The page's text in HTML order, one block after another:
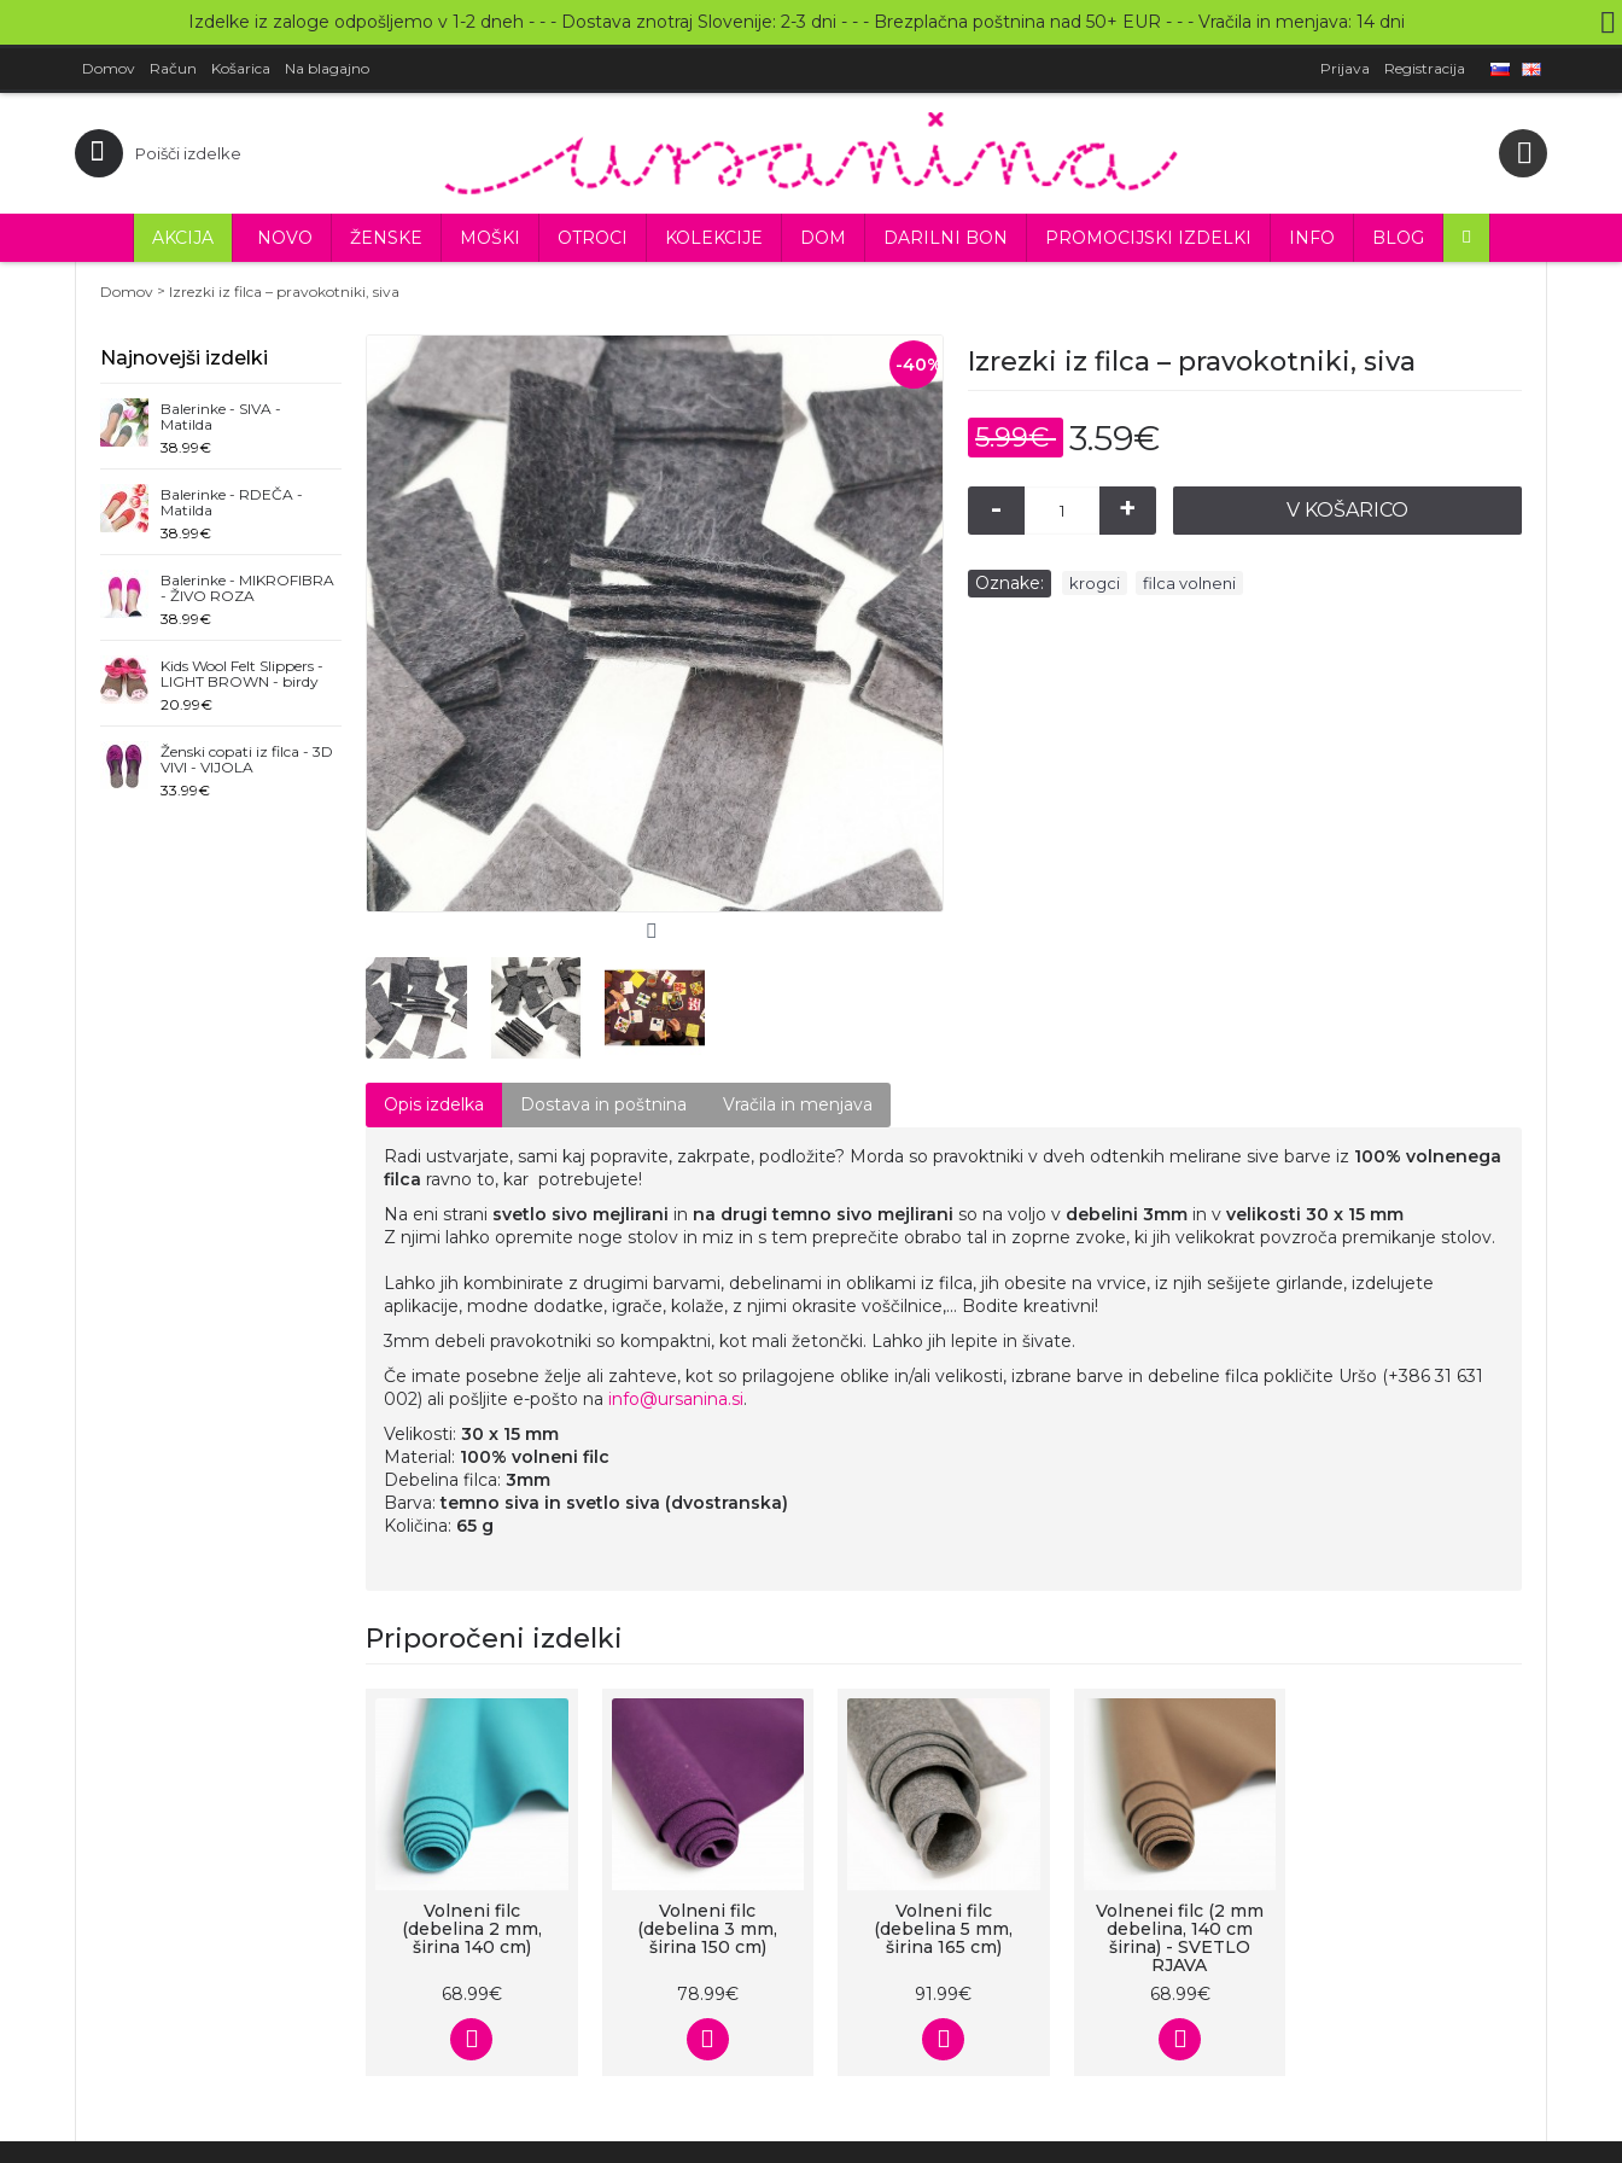
Izdelke iz zaloge odpošljemo v 1-2 dneh - - - Dostava znotraj Slovenije: 2-3 dni - - - Brezplačna poštnina nad 50+ EUR - - - Vračila in menjava: 14 dni
Domov Račun Košarica Na blagajno Prijava Registracija
AKCIJA NOVO ŽENSKE MOŠKI OTROCI KOLEKCIJE DOM DARILNI BON PROMOCIJSKI IZDELKI INFO BLOG
Domov > Izrezki iz filca – pravokotniki, siva
Najnovejši izdelki
Balerinke - SIVA -
Matilda
38.99€
Balerinke - RDEČA -
Matilda
38.99€
Balerinke - MIKROFIBRA
- ŽIVO ROZA
38.99€
Kids Wool Felt Slippers -
LIGHT BROWN - birdy
20.99€
Ženski copati iz filca - 3D
VIVI - VIJOLA
33.99€
-40% Izrezki iz filca – pravokotniki, siva
5.99€ 3.59€
- + V KOŠARICO
Oznake: krogci filca volneni
Opis izdelka Dostava in poštnina Vračila in menjava
Radi ustvarjate, sami kaj popravite, zakrpate, podložite? Morda so pravoktniki v dveh odtenkih melirane sive barve iz 100% volnenega
filca ravno to, kar potrebujete!
Na eni strani svetlo sivo mejlirani in na drugi temno sivo mejlirani so na voljo v debelini 3mm in v velikosti 30 x 15 mm
Z njimi lahko opremite noge stolov in miz in s tem preprečite obrabo tal in zoprne zvoke, ki jih velikokrat povzroča premikanje stolov.
Lahko jih kombinirate z drugimi barvami, debelinami in oblikami iz filca, jih obesite na vrvice, iz njih sešijete girlande, izdelujete
aplikacije, modne dodatke, igrače, kolaže, z njimi okrasite voščilnice,... Bodite kreativni!
3mm debeli pravokotniki so kompaktni, kot mali žetončki. Lahko jih lepite in šivate.
Če imate posebne želje ali zahteve, kot so prilagojene oblike in/ali velikosti, izbrane barve in debeline filca pokličite Uršo (+386 31 631
002) ali pošljite e-pošto na info@ursanina.si.
Velikosti: 30 x 15 mm
Material: 100% volneni filc
Debelina filca: 3mm
Barva:temno siva in svetlo siva (dvostranska)
Količina: 65 g
Priporočeni izdelki
Volneni filc
(debelina 2 mm,
širina 140 cm)
68.99€
Volneni filc
(debelina 3 mm,
širina 150 cm)
78.99€
Volneni filc
(debelina 5 mm,
širina 165 cm)
91.99€
Volnenei filc (2 mm
debelina, 140 cm
širina) - SVETLO
RJAVA
68.99€